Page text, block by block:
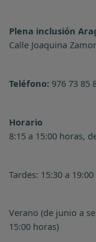
Plena inclusión
Calle Joaquina
Teléfono: 976 73 85
Horario
8:15 a 15:00 horas,
Tardes: 15:30 a
Verano (de junio a
15:00 horas)